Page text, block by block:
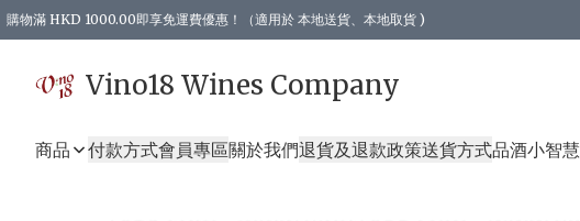
購物滿 HKD 1000.00即享免運費優惠！（適用於 本地送貨、本地取貨 )
Vino18 Wines Company
商品 付款方式會員專區關於我們退貨及退款政策送貨方式品酒小智慧